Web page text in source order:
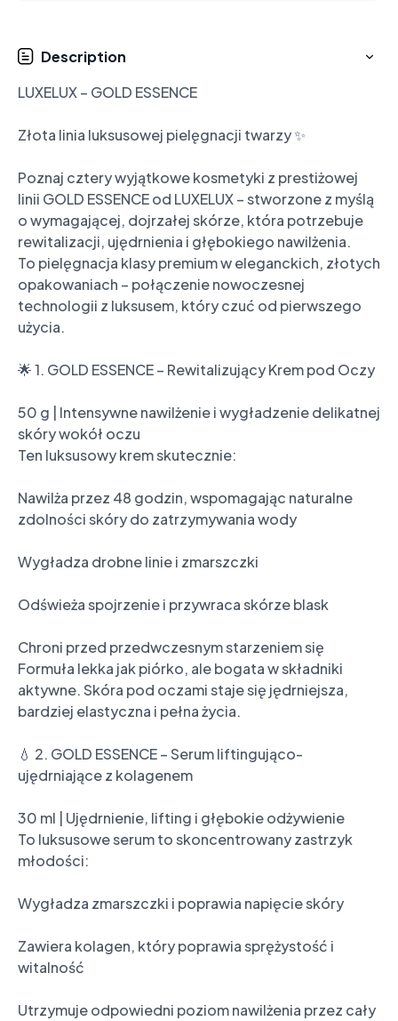
Description
LUXELUX – GOLD ESSENCE
Złota linia luksusowej pielęgnacji twarzy ✨
Poznaj cztery wyjątkowe kosmetyki z prestiżowej
linii GOLD ESSENCE od LUXELUX – stworzone z myślą
o wymagającej, dojrzałej skórze, która potrzebuje
rewitalizacji, ujędrnienia i głębokiego nawilżenia.
To pielęgnacja klasy premium w eleganckich, złotych
opakowaniach – połączenie nowoczesnej
technologii z luksusem, który czuć od pierwszego
użycia.
🌟 1. GOLD ESSENCE – Rewitalizujący Krem pod Oczy
50 g | Intensywne nawilżenie i wygładzenie delikatnej
skóry wokół oczu
Ten luksusowy krem skutecznie:
Nawilża przez 48 godzin, wspomagając naturalne
zdolności skóry do zatrzymywania wody
Wygładza drobne linie i zmarszczki
Odświeża spojrzenie i przywraca skórze blask
Chroni przed przedwczesnym starzeniem się
Formuła lekka jak piórko, ale bogata w składniki
aktywne. Skóra pod oczami staje się jędrniejsza,
bardziej elastyczna i pełna życia.
💧 2. GOLD ESSENCE – Serum liftingująco-
ujędrniające z kolagenem
30 ml | Ujędrnienie, lifting i głębokie odżywienie
To luksusowe serum to skoncentrowany zastrzyk
młodości:
Wygładza zmarszczki i poprawia napięcie skóry
Zawiera kolagen, który poprawia sprężystość i
witalność
Utrzymuje odpowiedni poziom nawilżenia przez cały